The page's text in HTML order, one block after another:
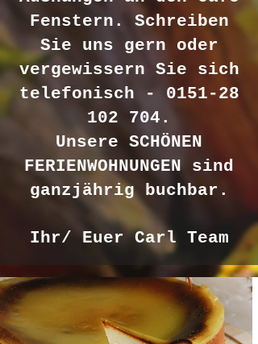
Fenstern. Schreiben
Sie uns gern oder
vergewissern Sie sich
telefonisch - 0151-28
102 704 .
Unsere SCHÖNEN
FERIENWOHNUNGEN sind
ganzjährig buchbar.
Ihr/ Euer Carl Team